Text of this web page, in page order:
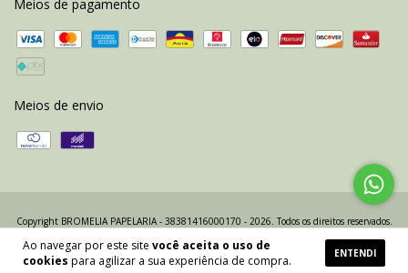
Ao navegar por este site você aceita o uso de
cookies para agilizar a sua experiência de compra. ENTENDI
Meios de pagamento
Meios de envio
Copyright BROMELIA PAPELARIA - 38381416000170 - 2026. Todos os direitos reservados.